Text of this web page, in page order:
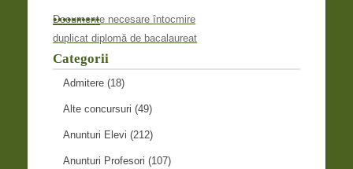
Documente necesare întocmire
duplicat diplomă de bacalaureat
••••••••••
Categorii
Admitere (18)
Alte concursuri (49)
Anunturi Elevi (212)
Anunturi Profesori (107)